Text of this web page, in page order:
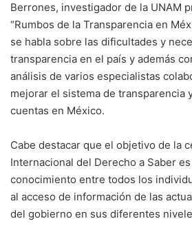
Berrones, investigador de la UNAM
“Rumbos de la Transparencia en
se habla sobre las dificultades y
transparencia en el país y además
análisis de varios especialistas
mejorar el sistema de transparencia
cuentas en México.
Cabe destacar que el objetivo de la
Internacional del Derecho a Saber
conocimiento entre todos los
al acceso de información de las
del gobierno en sus diferentes